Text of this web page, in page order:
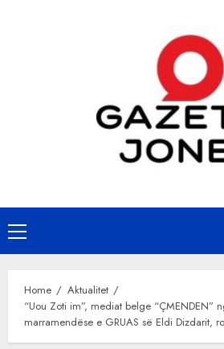
Primary
Menu
Home
Aktualitet
“Uou Zoti im”, mediat belge “ÇMENDEN”
marramendëse e GRUAS së Eldi Dizdarit,